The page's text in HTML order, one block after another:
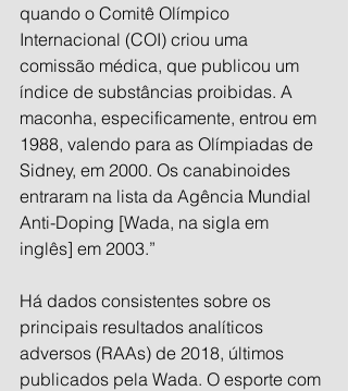
quando o Comitê Olímpico
Internacional (COI) criou uma
comissão médica, que publicou um
índice de substâncias proibidas. A
maconha, especificamente, entrou em
1988, valendo para as Olímpiadas de
Sidney, em 2000. Os canabinoides
entraram na lista da Agência Mundial
Anti-Doping [Wada, na sigla em
inglês] em 2003.”
Há dados consistentes sobre os
principais resultados analíticos
adversos (RAAs) de 2018, últimos
publicados pela Wada. O esporte com